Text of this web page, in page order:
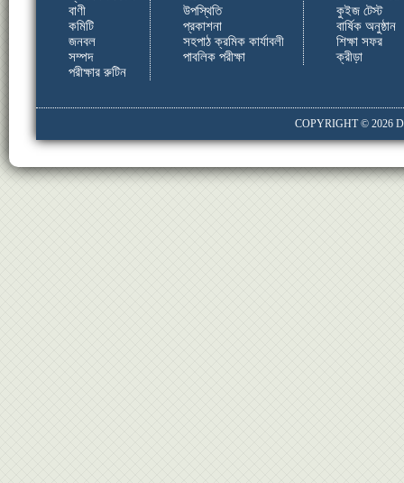
বাণী
কমিটি
জনবল
সম্পদ
পরীক্ষার রুটিন
উপস্থিতি
প্রকাশনা
সহপাঠ ক্রমিক কার্যাবলী
পাবলিক পরীক্ষা
কুইজ টেস্ট
বার্ষিক অনুষ্ঠান
শিক্ষা সফর
ক্রীড়া
COPYRIGHT © 2026